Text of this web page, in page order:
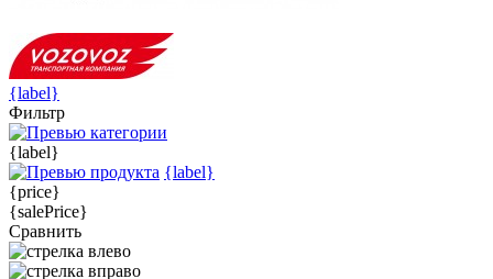
{label}
Фильтр
{label}
{label}
{price}
{salePrice}
Сравнить